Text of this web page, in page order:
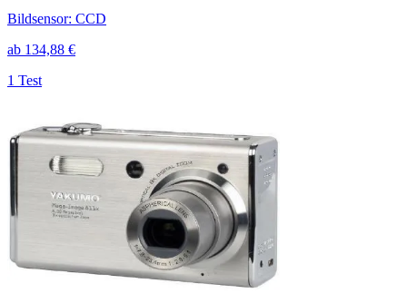
Bildsensor: CCD
ab 134,88 €
1 Test